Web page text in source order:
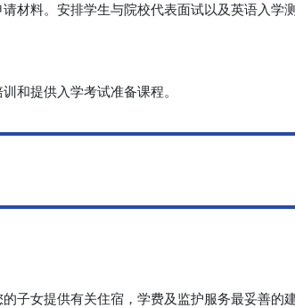
材料。安排学生与院校代表面试以及英语入学
和提供入学考试准备课程。
子女提供有关住宿，学费及监护服务最妥善的